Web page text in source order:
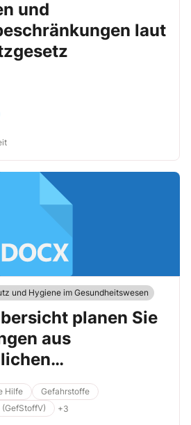
und
laut
und Hygiene im Gesundheitswesen
planen Sie
aus
Hilfe
Gefahrstoffe
+3